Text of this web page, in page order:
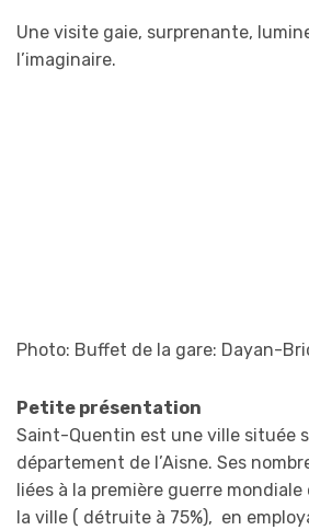
Une visite gaie, surprenante,
l’imaginaire.
Photo: Buffet de la gare: Dayan-
Petite présentation
Saint-Quentin est une ville située
département de l’Aisne. Ses
liées à la première guerre
la ville ( détruite à 75%), en